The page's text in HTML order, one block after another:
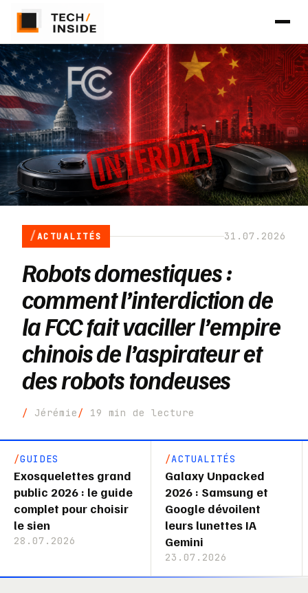
ACTUALITÉS 31.07.2026
Robots domestiques :
comment l’interdiction de
la FCC fait vaciller l’empire
chinois de l’aspirateur et
des robots tondeuses
Jérémie 19 min de lecture
GUIDES
Exosquelettes grand
public 2026 : le guide
complet pour choisir
le sien
28.07.2026
ACTUALITÉS
Galaxy Unpacked
2026 : Samsung et
Google dévoilent
leurs lunettes IA
Gemini
23.07.2026